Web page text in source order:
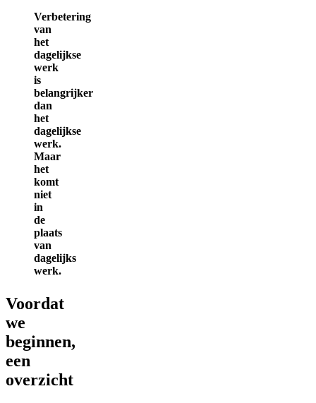
Verbetering
van
het
dagelijkse
werk
is
belangrijker
dan
het
dagelijkse
werk.
Maar
het
komt
niet
in
de
plaats
van
dagelijks
werk.
Voordat
we
beginnen,
een
overzicht